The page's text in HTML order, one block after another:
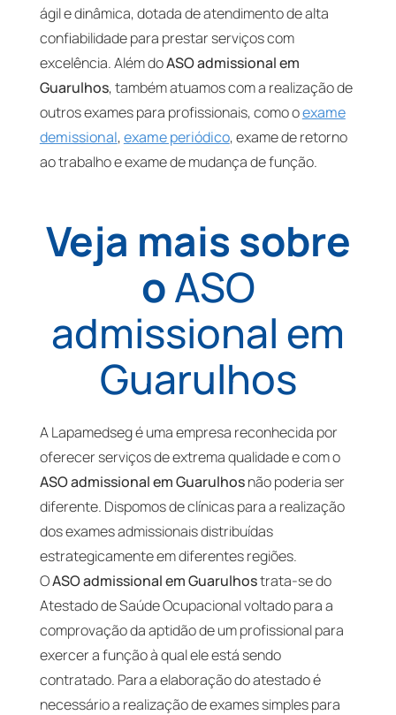
ágil e dinâmica, dotada de atendimento de alta
confiabilidade para prestar serviços com
excelência. Além doASO admissional em
Guarulhos, também atuamos com a realização de
outros exames para profissionais, como oexame
demissional,exame periódico, exame de retorno
ao trabalho e exame de mudança de função.
Veja mais sobre
oASO
admissional em
Guarulhos
A Lapamedseg é uma empresa reconhecida por
oferecer serviços de extrema qualidade e com o
ASO admissional em Guarulhosnão poderia ser
diferente. Dispomos de clínicas para a realização
dos exames admissionais distribuídas
estrategicamente em diferentes regiões.
OASO admissional em Guarulhostrata-se do
Atestado de Saúde Ocupacional voltado para a
comprovação da aptidão de um profissional para
exercer a função à qual ele está sendo
contratado. Para a elaboração do atestado é
necessário a realização de exames simples para